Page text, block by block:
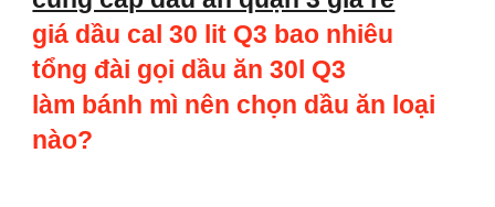
giá dầu cal 30 lit Q3 bao nhiêu
tổng đài gọi dầu ăn 30l Q3
làm bánh mì nên chọn dầu ăn loại
nào?